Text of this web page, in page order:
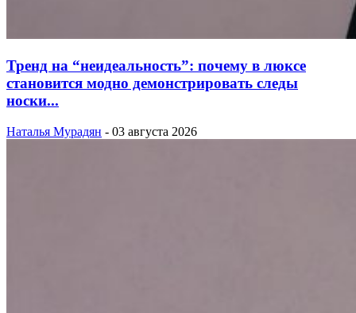
Тренд на “неидеальность”: почему в люксе
становится модно демонстрировать следы
носки...
Наталья Мурадян - 03 августа 2026